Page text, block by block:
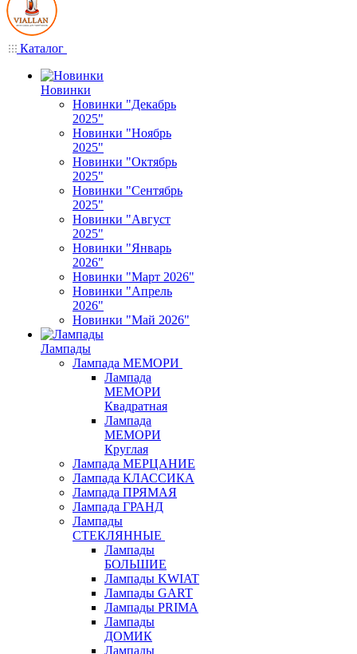
Каталог
Новинки
Новинки "Декабрь
2025"
Новинки "Ноябрь
2025"
Новинки "Октябрь
2025"
Новинки "Сентябрь
2025"
Новинки "Август
2025"
Новинки "Январь
2026"
Новинки "Март 2026"
Новинки "Апрель
2026"
Новинки "Май 2026"
Лампады
Лампада МЕМОРИ
Лампада
МЕМОРИ
Квадратная
Лампада
МЕМОРИ
Круглая
Лампада МЕРЦАНИЕ
Лампада КЛАССИКА
Лампада ПРЯМАЯ
Лампада ГРАНД
Лампады
СТЕКЛЯННЫЕ
Лампады
БОЛЬШИЕ
Лампады KWIAT
Лампады GART
Лампады PRIMA
Лампады
ДОМИК
Лампады